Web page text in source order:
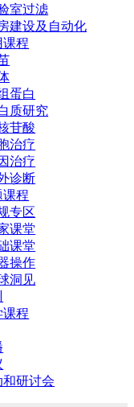
室过滤
建设及自动化
课程
蛋白
质研究
苷酸
治疗
治疗
诊断
课程
专区
课堂
课堂
操作
洞见
课程
研讨会